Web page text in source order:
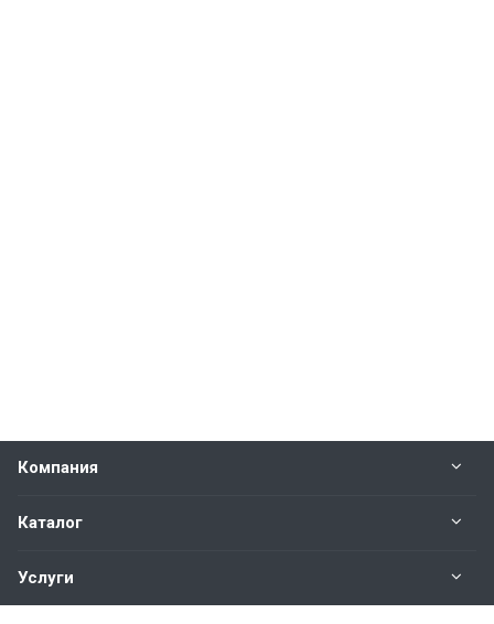
Компания
Каталог
Услуги